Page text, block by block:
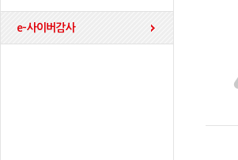
e-사이버감사